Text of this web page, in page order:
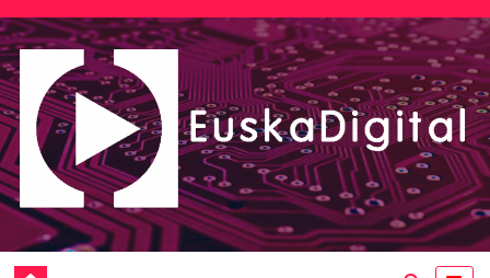
Saltar
al
contenido